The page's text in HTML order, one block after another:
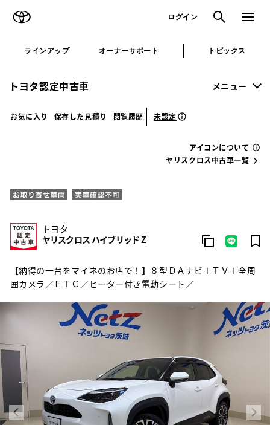
ログイン 検索 メニュ
ラインアップ オーナーサポート トピックス
トヨタ認定中古車 メニュー
お気に入り 保存した見積り 閲覧履歴 未設定
アイコンについて
ヤリスクロス中古車一覧
トヨタ
ヤリスクロス ハイブリッド Z
【納得の一台をマイネのお店で！】８型ＤＡナビ＋ＴＶ＋全周
囲カメラ／ＥＴＣ／ヒーター付き電動シート／